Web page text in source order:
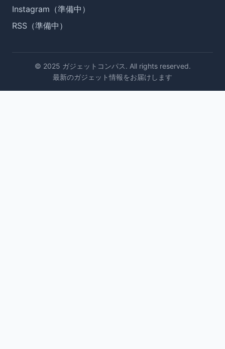
Instagram（準備中）
RSS（準備中）
© 2025 ガジェットコンパス. All rights reserved.
最新のガジェット情報をお届けします